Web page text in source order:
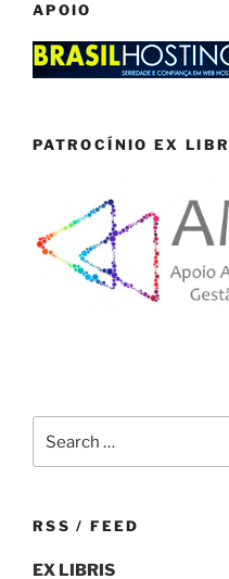
APOIO
PATROCÍNIO EX
for:
RSS / FEED
EX LIBRIS